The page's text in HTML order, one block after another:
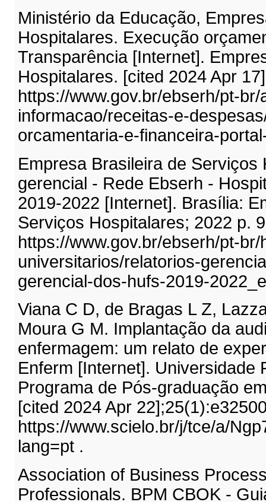
Ministério da Educação,
Hospitalares. Execução
Transparência [Internet].
Hospitalares. [cited 2024 Apr
https://www.gov.br/ebserh/pt-
informacao/receitas-e-
orcamentaria-e-financeira-
Empresa Brasileira de Serviços
gerencial - Rede Ebserh -
2019-2022 [Internet]. Brasília:
Serviços Hospitalares; 2022 p.
https://www.gov.br/ebserh/pt-br/
universitarios/relatorios-
gerencial-dos-hufs-2019-
Viana C D, de Bragas L Z,
Moura G M. Implantação da
enfermagem: um relato de
Enferm [Internet]. Universidade
Programa de Pós-graduação
[cited 2024 Apr
https://www.scielo.br/j/tce/a/
lang=pt .
Association of Business
Professionals. BPM CBOK -